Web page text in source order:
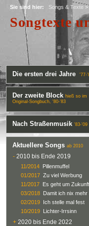
Sie sind hier: Songs & Texte >
Songtexte
Die ersten drei Jahre '77-
Der zweite Block hieß so im
Original-Songbuch, '80-'83
Nach Straßenmusik '83-'09
Aktuellere Songs ab 2010
- 2010 bis Ende 2019
11/2014 Pillenmuffel
01/2017 Zu viel Werbung
11/2017 Es geht um Zukunft
03/2018 Damit ich nix mehr
02/2019 Ich stelle mal fest
10/2019 Lichter-Irrsinn
+ 2020 bis Ende 2022